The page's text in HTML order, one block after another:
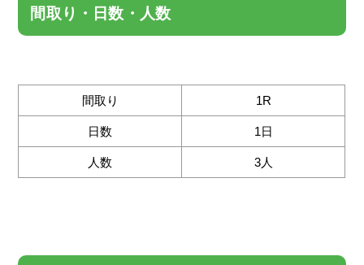
間取り・日数・人数
間取り 1R
日数 1日
人数 3人